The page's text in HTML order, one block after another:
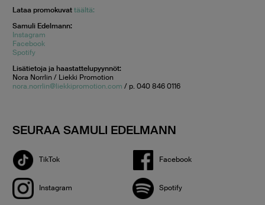
Lataa promokuvattäältä:
Samuli Edelmann:
Instagram
Facebook
Spotify
Lisätietoja ja haastattelupyynnöt:
Nora Norrlin / Liekki Promotion
nora.norrlin@liekkipromotion.com / p. 040 846 0116
SEURAA SAMULI EDELMANN
TikTok Facebook
Instagram Spotify